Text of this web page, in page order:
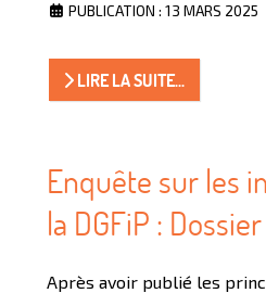
PUBLICATION : 13 MARS 2025
LIRE LA SUITE...
Enquête sur les
la DGFiP :
Après avoir publié les